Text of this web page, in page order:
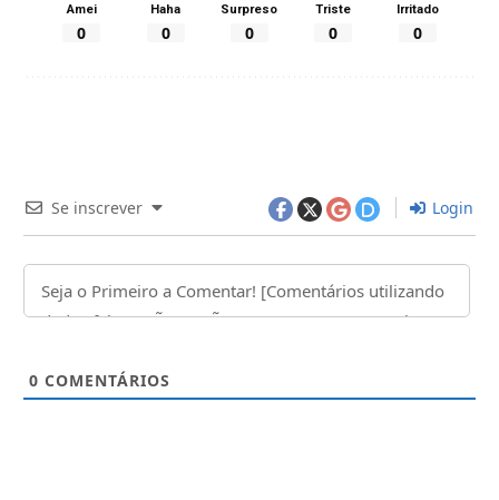
Amei
0
Haha
0
Surpreso
0
Triste
0
Irritado
0
Se inscrever Login
0 COMENTÁRIOS